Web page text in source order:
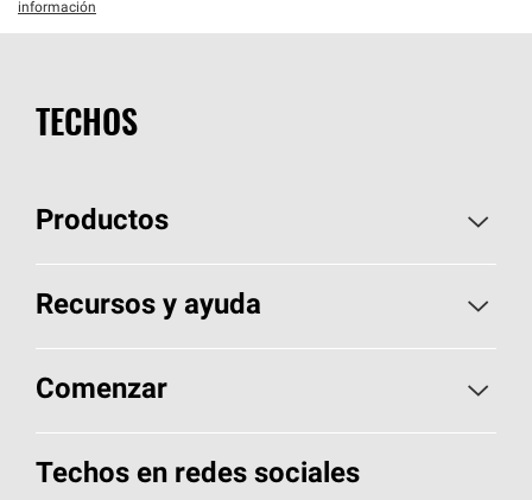
información
TECHOS
Productos
Elija sus tejas
Encuentre un contratista
Componentes para techos
Recursos y ayuda
Aspectos básicos sobre techos
Herramientas de diseño y color
Comenzar
Llame al 1-800-GET-PINK®
Techos en redes sociales